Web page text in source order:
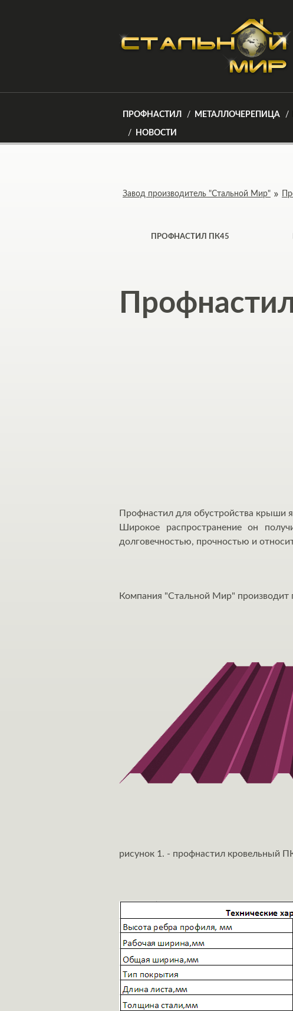
ПРОФНАСТИЛ МЕТАЛЛОЧЕРЕПИЦА
НОВОСТИ
Завод производитель "Стальной Мир"
ПРОФНАСТИЛ ПК45
Профнастил для обустройства крыши
Широкое распространение он
долговечностью, прочностью и
Компания "Стальной Мир" производит
рисунок 1. - профнастил кровельный